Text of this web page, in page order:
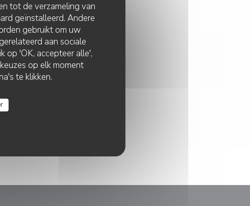
tot de verzameling van
geïnstalleerd. Andere
gebruikt om uw
aan sociale
op 'OK, accepteer alle',
op elk moment
te klikken.